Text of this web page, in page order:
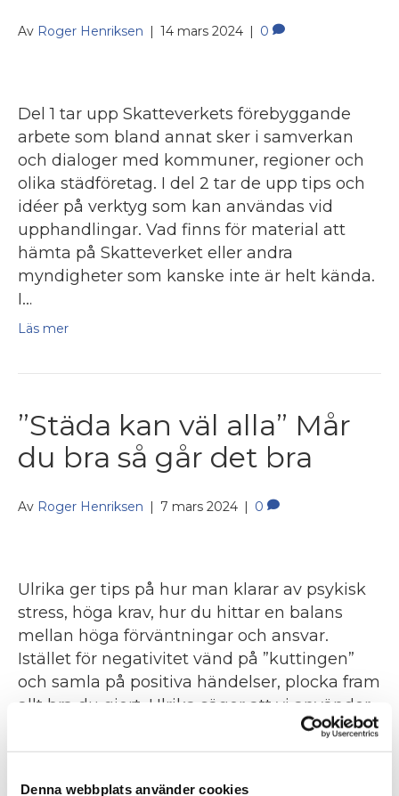
Denna webbplats använder cookies
Av Roger Henriksen | 14 mars 2024 | 0
Del 1 tar upp Skatteverkets förebyggande
arbete som bland annat sker i samverkan
och dialoger med kommuner, regioner och
olika städföretag. I del 2 tar de upp tips och
idéer på verktyg som kan användas vid
upphandlingar. Vad finns för material att
hämta på Skatteverket eller andra
myndigheter som kanske inte är helt kända.
I…
Läs mer
”Städa kan väl alla” Mår
du bra så går det bra
Av Roger Henriksen | 7 mars 2024 | 0
Ulrika ger tips på hur man klarar av psykisk
stress, höga krav, hur du hittar en balans
mellan höga förväntningar och ansvar.
Istället för negativitet vänd på ”kuttingen”
och samla på positiva händelser, plocka fram
allt bra du gjort. Ulrika säger att vi använder
alldeles för lite feedback. Feedback ska man
slösa med, vi mår…
Läs mer